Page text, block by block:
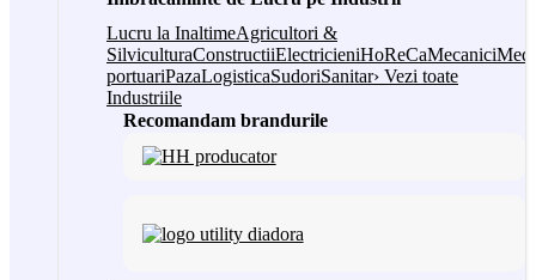
Lucru la InaltimeAgricultori &
SilviculturaConstructiiElectricieniHoReCaMecanici
portuariPazaLogisticaSudoriSanitar› Vezi toate
Industriile
Recomandam brandurile